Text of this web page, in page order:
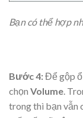
Bạn có thể hợp
Bước 4:Để gộp ổ
chọn Volume.
trong thì bạn vẫn